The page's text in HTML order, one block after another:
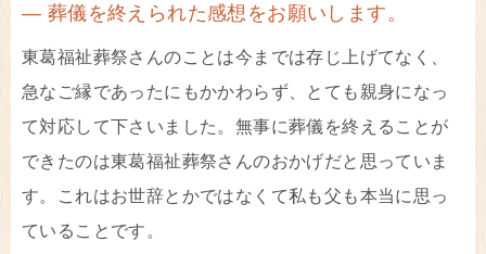
― 葬儀を終えられた感想をお願いします。
東葛福祉葬祭さんのことは今までは存じ上げてなく、
急なご縁であったにもかかわらず、とても親身になっ
て対応して下さいました。無事に葬儀を終えることが
できたのは東葛福祉葬祭さんのおかげだと思っていま
す。これはお世辞とかではなくて私も父も本当に思っ
ていることです。